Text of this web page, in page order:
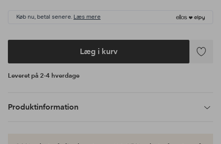
Køb nu, betal senere. Læs mere
Læg i kurv
Tilføj
Leveret på 2-4 hverdage
Produktinformation